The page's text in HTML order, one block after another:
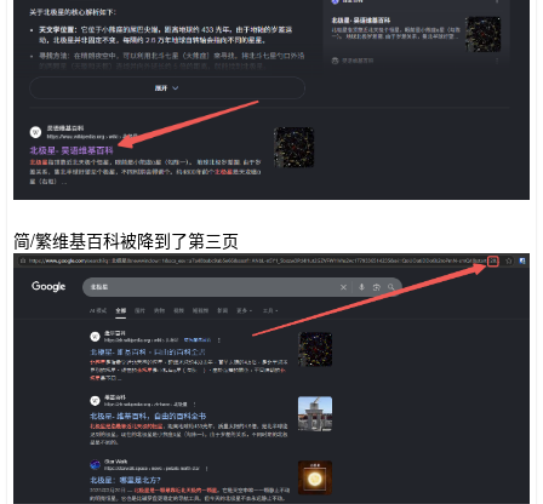
简/繁维基百科被降到了第三页